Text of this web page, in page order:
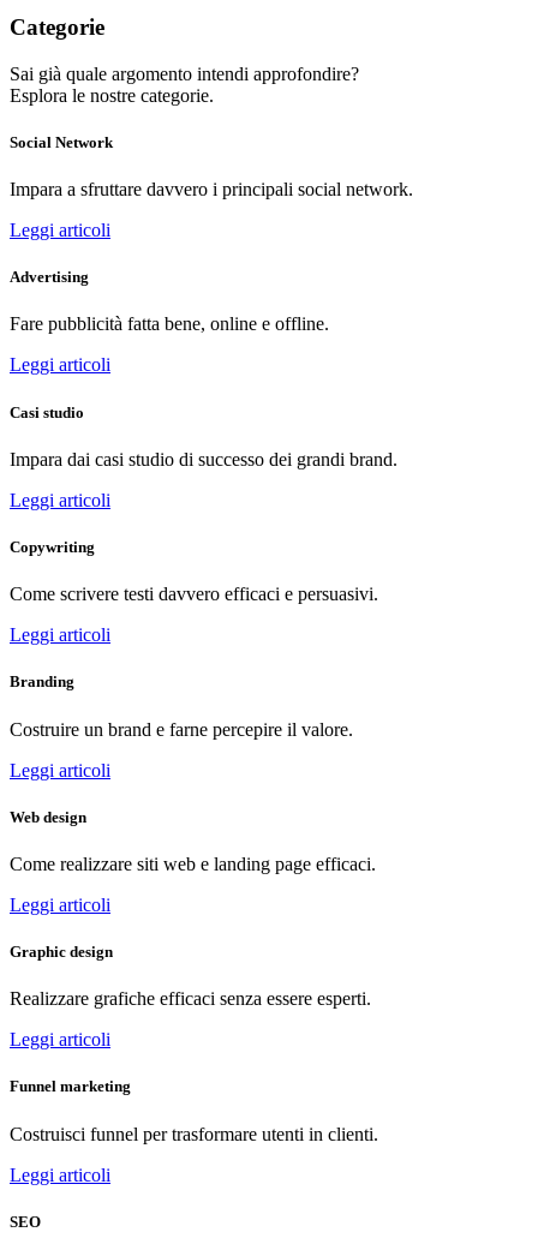
Categorie
Sai già quale argomento intendi approfondire?
Esplora le nostre categorie.
Social Network
Impara a sfruttare davvero i principali social network.
Leggi articoli
Advertising
Fare pubblicità fatta bene, online e offline.
Leggi articoli
Casi studio
Impara dai casi studio di successo dei grandi brand.
Leggi articoli
Copywriting
Come scrivere testi davvero efficaci e persuasivi.
Leggi articoli
Branding
Costruire un brand e farne percepire il valore.
Leggi articoli
Web design
Come realizzare siti web e landing page efficaci.
Leggi articoli
Graphic design
Realizzare grafiche efficaci senza essere esperti.
Leggi articoli
Funnel marketing
Costruisci funnel per trasformare utenti in clienti.
Leggi articoli
SEO